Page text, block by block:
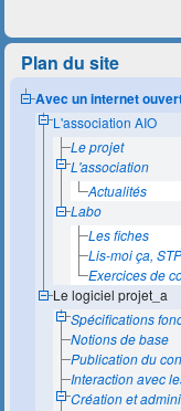
Plan du site
Avec un internet
L'association AIO
Le projet
L'association
Actualités
Labo
Les fiches
Lis-moi ça,
Exercices de
Le logiciel projet_a
Spécifications
Notions de base
Publication du
Interaction avec
Création et